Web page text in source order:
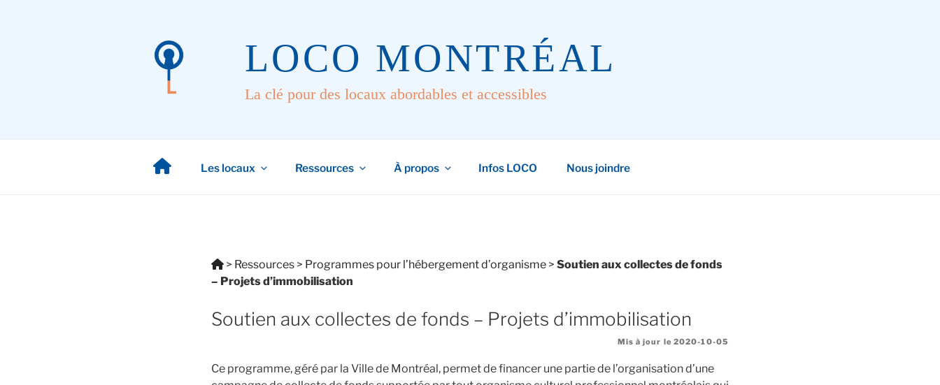
LOCO MONTRÉAL
La clé pour des locaux abordables et accessibles
Les locaux Ressources À propos Infos LOCO Nous joindre
Vous
êtes
> Ressources > Programmes pour l’hébergement d’organisme > Soutien aux collectes de fonds
– Projets d’immobilisation
Soutien aux collectes de fonds – Projets d’immobilisation
Mis à jour le 2020-10-05
Ce programme, géré par la Ville de Montréal, permet de financer une partie de l’organisation d’une